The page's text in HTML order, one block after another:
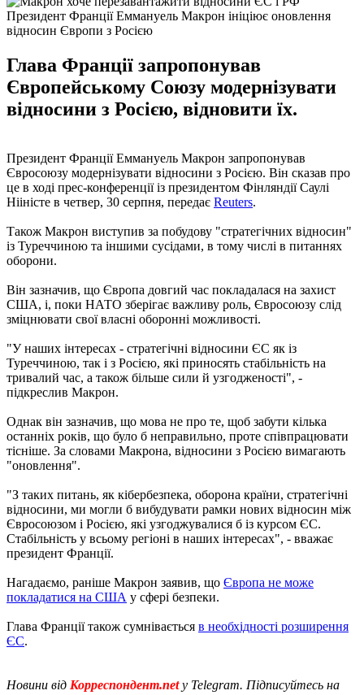
Президент Франції Еммануель Макрон ініціює оновлення
відносин Європи з Росією
Глава Франції запропонував
Європейському Союзу модернізувати
відносини з Росією, відновити їх.
Президент Франції Еммануель Макрон запропонував
Євросоюзу модернізувати відносини з Росією. Він сказав про
це в ході прес-конференції із президентом Фінляндії Саулі
Нііністе в четвер, 30 серпня, передає Reuters.
Також Макрон виступив за побудову "стратегічних відносин"
із Туреччиною та іншими сусідами, в тому числі в питаннях
оборони.
Він зазначив, що Європа довгий час покладалася на захист
США, і, поки НАТО зберігає важливу роль, Євросоюзу слід
зміцнювати свої власні оборонні можливості.
"У наших інтересах - стратегічні відносини ЄС як із
Туреччиною, так і з Росією, які приносять стабільність на
тривалий час, а також більше сили й узгодженості", -
підкреслив Макрон.
Однак він зазначив, що мова не про те, щоб забути кілька
останніх років, що було б неправильно, проте співпрацювати
тісніше. За словами Макрона, відносини з Росією вимагають
"оновлення".
"З таких питань, як кібербезпека, оборона країни, стратегічні
відносини, ми могли б вибудувати рамки нових відносин між
Євросоюзом і Росією, які узгоджувалися б із курсом ЄС.
Стабільність у всьому регіоні в наших інтересах", - вважає
президент Франції.
Нагадаємо, раніше Макрон заявив, що Європа не може
покладатися на США у сфері безпеки.
Глава Франції також сумнівається в необхідності розширення
ЄС.
Новини від Корреспондент.netу Telegram. Підписуйтесь на